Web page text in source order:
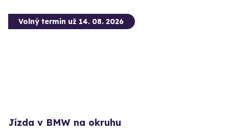
Volný termín už 14. 08. 2026
Jízda v BMW na okruhu